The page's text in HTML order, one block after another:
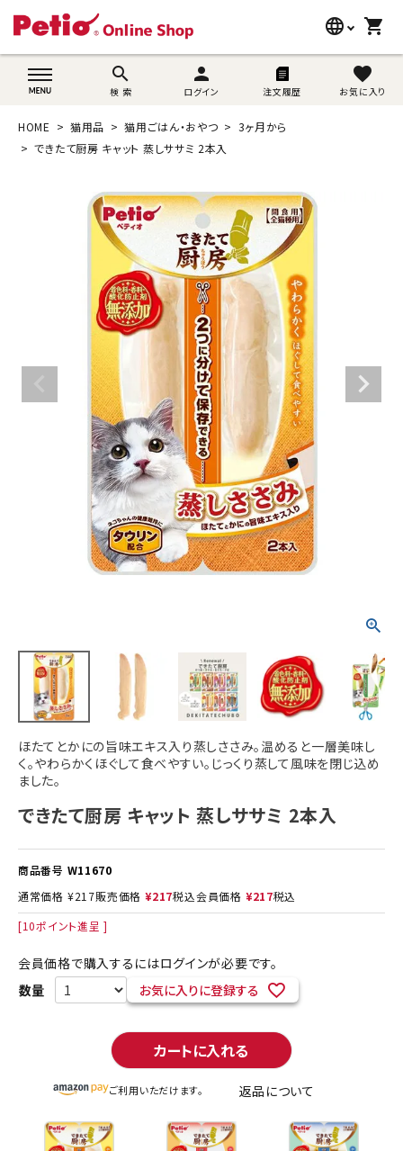
language
wovn-lang-name
shopping_cart
search
検 索
person
ログイン 注文履歴
favorite
お気に入り
search
猫用品
うさぎ用品
ブランド別に探す
目的別に探す
ご利用案内
ACCOUNT MENU
ようこそ ゲスト 様
person 新規会員登録
HOME 猫用品 猫用ごはん・おやつ
3ヶ月から
できたて厨房 キャット 蒸しササミ 2本入
ほたてとかにの旨味エキス入り蒸しささみ。温めると一層美味し
く。やわらかくほぐして食べやすい。じっくり蒸して風味を閉じ込め
ました。
できたて厨房 キャット 蒸しササミ 2本入
商品番号 W11670
通常価格 ¥217販売価格 ¥217税込会員価格 ¥217税込
[10ポイント進呈 ]
会員価格で購入するにはログインが必要です。
お気に入りに登録する
カートに入れる
ご利用いただけます。 返品について